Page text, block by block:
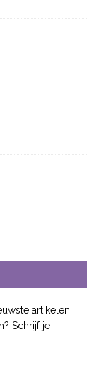
artikelen
Schrijf je